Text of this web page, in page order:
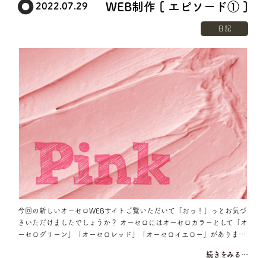
2022.07.29 WEB制作 [ エピソード① ]
日記
今回の新しいオーセロWEBサイトご覧いただいて「おっ！」っとお気づ
きいただけましたでしょうか？ オーセロにはオーセロカラーとして「オ
ーセログリーン」「オーセロレッド」「オーセロイエロー」がありま…
続きをみる…